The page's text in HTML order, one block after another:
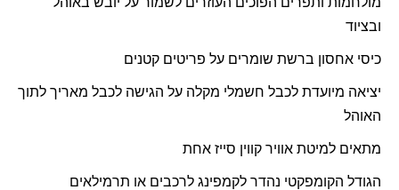
ובציוד
כיסי אחסון ברשת שומרים על פריטים קטנים
יציאה מיועדת לכבל חשמלי מקלה על הגישה לכבל מאריך לתוך
האוהל
מתאים למיטת אוויר קווין סייז אחת
הגודל הקומפקטי נהדר לקמפינג לרכבים או תרמילאים